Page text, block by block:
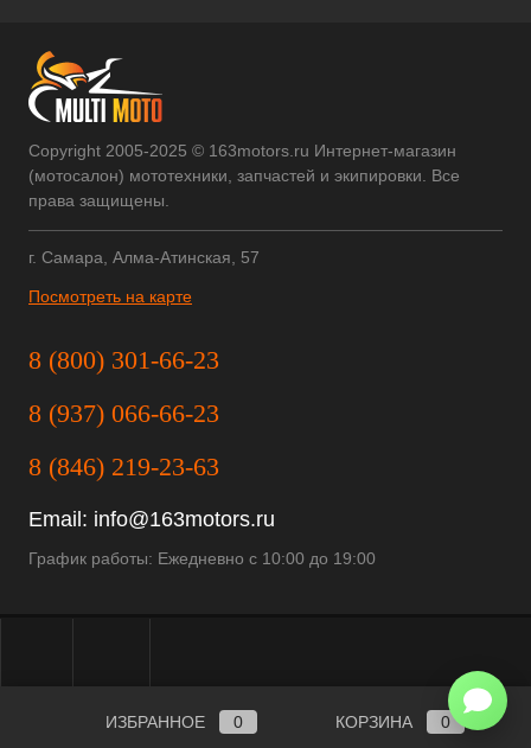
Copyright 2005-2025 © 163motors.ru Интернет-магазин
(мотосалон) мототехники, запчастей и экипировки. Все
права защищены.
г. Самара, Алма-Атинская, 57
Посмотреть на карте
8 (800) 301-66-23
8 (937) 066-66-23
8 (846) 219-23-63
Email: info@163motors.ru
График работы: Ежедневно с 10:00 до 19:00
ИЗБРАННОЕ 0 КОРЗИНА 0